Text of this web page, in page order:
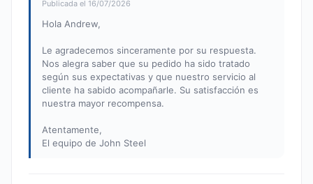
Publicada el 16/07/2026
Hola Andrew,
Le agradecemos sinceramente por su respuesta.
Nos alegra saber que su pedido ha sido tratado
según sus expectativas y que nuestro servicio al
cliente ha sabido acompañarle. Su satisfacción es
nuestra mayor recompensa.
Atentamente,
El equipo de John Steel